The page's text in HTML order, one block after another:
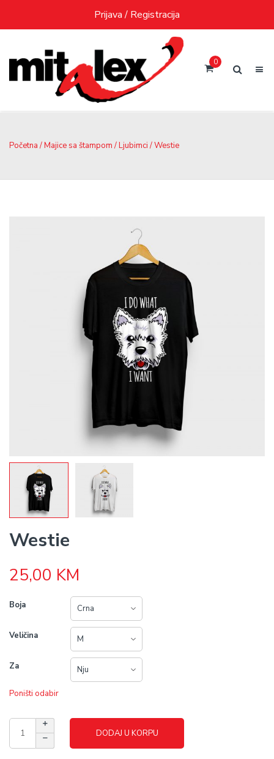
content
Prijava / Registracija
0
Početna /Majice sa štampom /Ljubimci / Westie
Westie
25,00 KM
Boja
Veličina
Za
Poništi odabir
DODAJ U KORPU